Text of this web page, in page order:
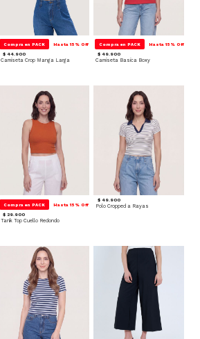
Compra en PACK Hasta 15% Off
$ 44.900
Camiseta Crop Manga Larga
Compra en PACK Hasta 15% Off
$ 49.900
Camiseta Basica Boxy
Compra en PACK Hasta 15% Off
$ 29.900
Tank Top Cuello Redondo
$ 49.900
Polo Cropped a Rayas